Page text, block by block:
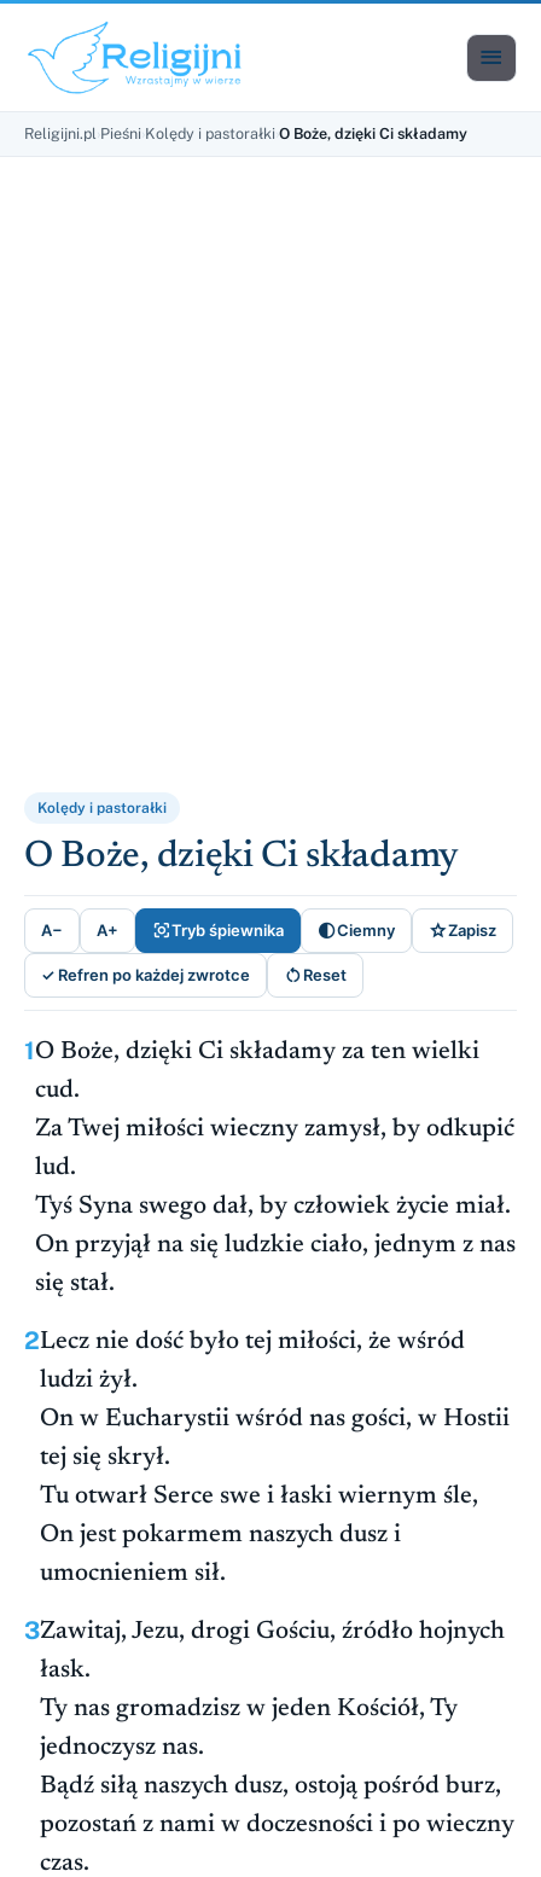

Religijni.pl›Pieśni›Kolędy i pastorałki›O Boże, dzięki Ci składamy
Kolędy i pastorałki
O Boże, dzięki Ci składamy
A− A+ Tryb śpiewnika Ciemny Zapisz
✓ Refren po każdej zwrotce Reset
1O Boże, dzięki Ci składamy za ten wielki
cud.
Za Twej miłości wieczny zamysł, by odkupić
lud.
Tyś Syna swego dał, by człowiek życie miał.
On przyjął na się ludzkie ciało, jednym z nas
się stał.
2Lecz nie dość było tej miłości, że wśród
ludzi żył.
On w Eucharystii wśród nas gości, w Hostii
tej się skrył.
Tu otwarł Serce swe i łaski wiernym śle,
On jest pokarmem naszych dusz i
umocnieniem sił.
3Zawitaj, Jezu, drogi Gościu, źródło hojnych
łask.
Ty nas gromadzisz w jeden Kościół, Ty
jednoczysz nas.
Bądź siłą naszych dusz, ostoją pośród burz,
pozostań z nami w doczesności i po wieczny
czas.